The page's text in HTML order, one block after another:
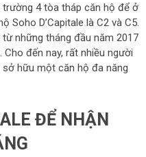
4 tòa tháp căn hộ để ở
Soho D’Capitale là C2 và C5.
những tháng đầu năm 2017
đến nay, rất nhiều người
hữu một căn hộ đa năng
ĐỂ NHẬN